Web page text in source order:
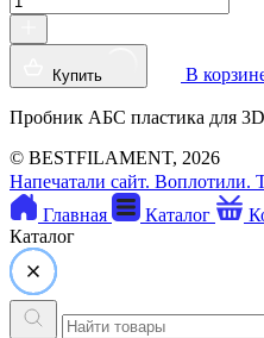
Купить В
Пробник АБС пластика для
© BESTFILAMENT, 2026
Напечатали сайт. Воплотили.
Главная
Каталог
Каталог